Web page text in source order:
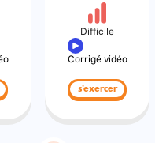
Difficile
Corrigé vidéo
s'exercer